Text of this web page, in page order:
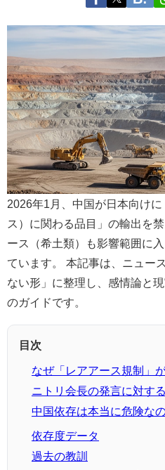
2026年1月、中国が日本向け
ス）に関わる品目」の輸出を
ース（希土類）も影響範囲に
ています。 本記事は、ニュー
ない形」に整理し、感情論と
のガイドです。
目次
なぜ「レアアース規制」
ニトリ会長の発言に対す
中国依存は本当に危険な
依存度データ
過去の教訓